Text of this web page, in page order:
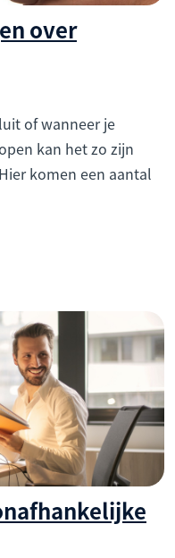
over
of wanneer je
kan het zo zijn
komen een aantal